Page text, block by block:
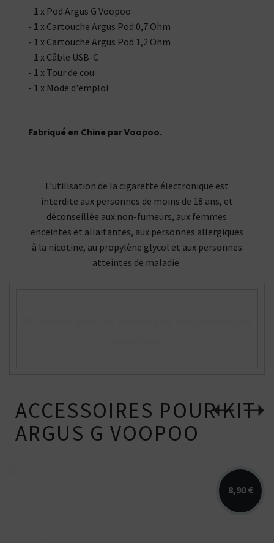
- 1 x Pod Argus G Voopoo
- 1 x Cartouche Argus Pod 0,7 Ohm
- 1 x Cartouche Argus Pod 1,2 Ohm
- 1 x Câble USB-C
- 1 x Tour de cou
- 1 x Mode d'emploi
Fabriqué en Chine par Voopoo.
L’utilisation de la cigarette électronique est
interdite aux personnes de moins de 18 ans, et
déconseillée aux non-fumeurs, aux femmes
enceintes et allaitantes, aux personnes allergiques
à la nicotine, au propylène glycol et aux personnes
atteintes de maladie.
ACCESSOIRES POUR KIT
ARGUS G VOOPOO
8,90 €